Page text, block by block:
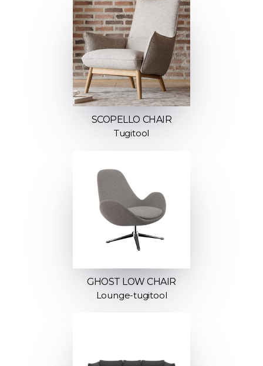
SCOPELLO CHAIR
Tugitool
GHOST LOW CHAIR
Lounge-tugitool